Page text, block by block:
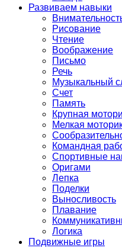
Развиваем навыки
Рисование
Чтение
Воображение
Письмо
Речь
Музыкальный
Счет
Память
Крупная
Мелкая
Командная
Спортивные
Оригами
Лепка
Поделки
Выносливость
Плавание
Логика
Подвижные игры